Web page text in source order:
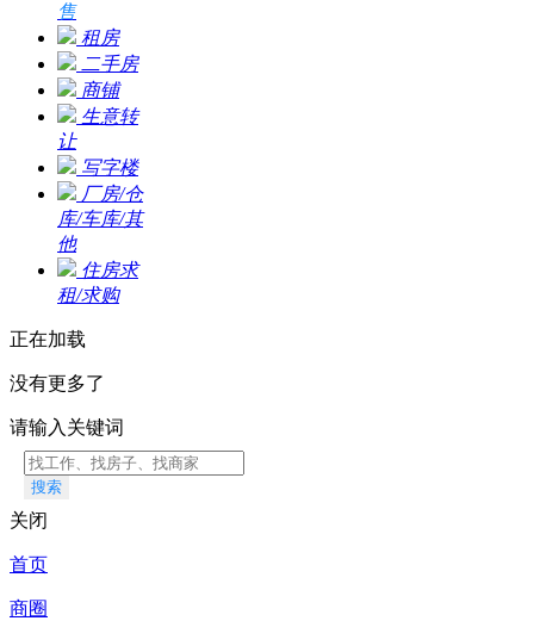
售
租房
二手房
商铺
生意转
让
写字楼
厂房/仓
库/车库/其
他
住房求
租/求购
正在加载
没有更多了
请输入关键词
搜索
关闭
首页
商圈